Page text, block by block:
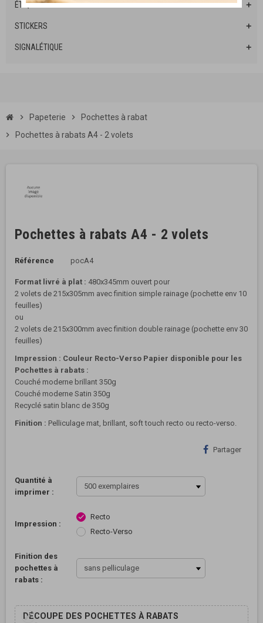
ÉTIQUETTES add
STICKERS add
SIGNALÉTIQUE add
chevron_right Papeterie chevron_right
Pochettes à rabat
chevron_right
Pochettes à rabats A4 - 2 volets
Pochettes à rabats A4 - 2 volets
Référence pocA4
Format livré à plat : 480x345mm ouvert pour
2 volets de 215x305mm avec finition simple rainage (pochette env 10
feuilles)
ou
2 volets de 215x300mm avec finition double rainage (pochette env 30
feuilles)
Impression : Couleur Recto-Verso Papier disponible pour les
Pochettes à rabats :
Couché moderne brillant 350g
Couché moderne Satin 350g
Recyclé satin blanc de 350g
Finition : Pelliculage mat, brillant, soft touch recto ou recto-verso.
Partager
Quantité à
imprimer :
Impression :
check
Recto
Recto-Verso
Finition des
pochettes à
rabats :
DÉCOUPE DES POCHETTES À RABATS